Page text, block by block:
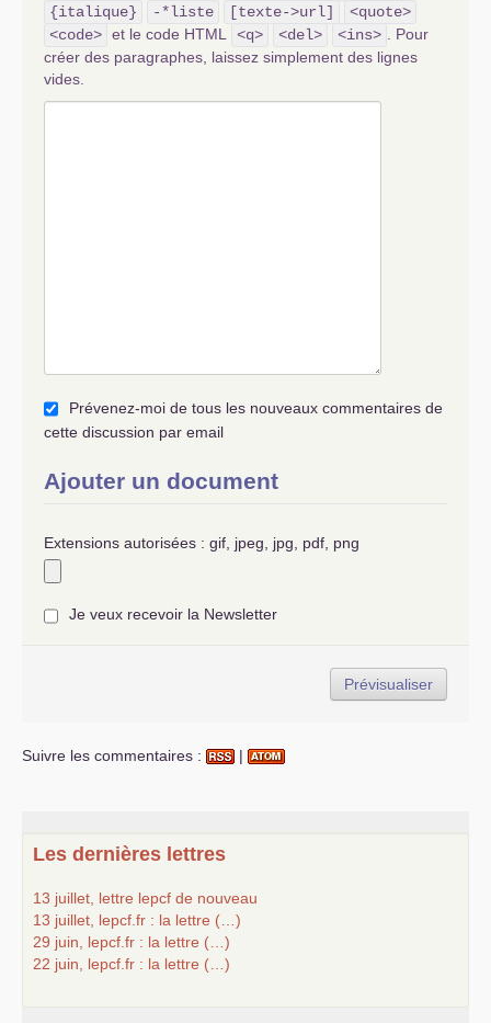
{italique}
-*liste [texte->url]
<quote>
<code> et le code HTML <q> <del> <ins>
. Pour
créer des paragraphes, laissez simplement des lignes
vides.
Prévenez-moi de tous les nouveaux commentaires de
cette discussion par email
Ajouter un document
Extensions autorisées : gif, jpeg, jpg, pdf, png
Je veux recevoir la Newsletter
Suivre les commentaires : |
Les dernières lettres
13 juillet, lettre lepcf de nouveau
13 juillet, lepcf.fr : la lettre (…)
29 juin, lepcf.fr : la lettre (…)
22 juin, lepcf.fr : la lettre (…)